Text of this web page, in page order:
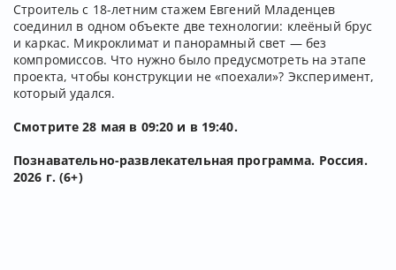
Строитель с 18-летним стажем Евгений Младенцев
соединил в одном объекте две технологии: клеёный брус
и каркас. Микроклимат и панорамный свет — без
компромиссов. Что нужно было предусмотреть на этапе
проекта, чтобы конструкции не «поехали»? Эксперимент,
который удался.
Смотрите 28 мая в 09:20 и в 19:40.
Познавательно-развлекательная программа. Россия.
2026 г. (6+)